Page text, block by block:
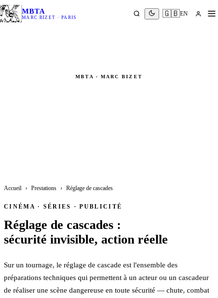
MBTA
MARC BIZET · PARIS 🇬🇧EN
MBTA · MARC BIZET
Accueil › Prestations › Réglage de cascades
CINÉMA · SÉRIES · PUBLICITÉ
Réglage de cascades :
sécurité invisible, action réelle
Sur un tournage, le réglage de cascade est l'ensemble des
préparations techniques qui permettent à un acteur ou un cascadeur
de réaliser une scène dangereuse en toute sécurité — chute, combat